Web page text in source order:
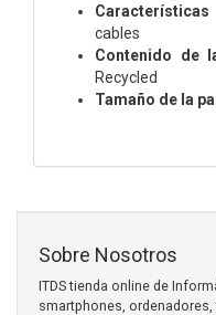
cables
Contenido de
Recycled
Tamaño de la
Sobre Nosotros
ITDS tienda online de
smartphones,